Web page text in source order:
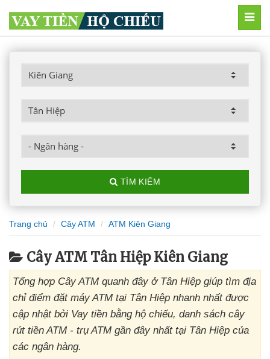
TÌM KIẾM
Trang chủ Cây ATM ATM Kiên Giang
Cây ATM Tân Hiệp Kiên Giang
Tổng hợp Cây ATM quanh đây ở Tân Hiệp giúp tìm địa
chỉ điểm đặt máy ATM tại Tân Hiệp nhanh nhất được
cập nhật bởi Vay tiền bằng hộ chiếu, danh sách cây
rút tiền ATM - trụ ATM gần đây nhất tại Tân Hiệp của
các ngân hàng.